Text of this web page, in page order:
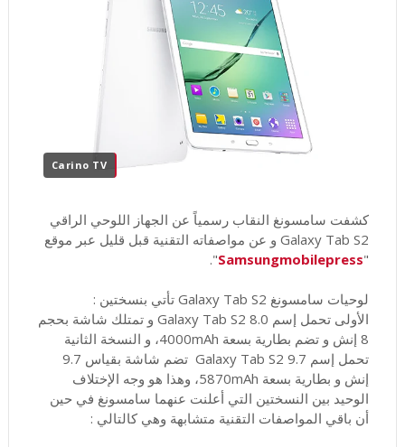
Carino TV
كشفت سامسونغ النقاب رسمياً عن الجهاز اللوحي الراقي
Galaxy Tab S2 و عن مواصفاته التقنية قبل قليل عبر موقع
"
Samsungmobilepress
".
لوحيات سامسونغ Galaxy Tab S2 تأتي بنسختين :
الأولى تحمل إسم Galaxy Tab S2 8.0 و تمتلك شاشة بحجم
8 إنش و تضم بطارية بسعة 4000mAh، و النسخة الثانية
تحمل إسم Galaxy Tab S2 9.7 تضم شاشة بقياس 9.7
إنش و بطارية بسعة 5870mAh، وهذا هو وجه الإختلاف
الوحيد بين النسختين التي أعلنت عنهما سامسونغ في حين
أن باقي المواصفات التقنية متشابهة وهي كالتالي :